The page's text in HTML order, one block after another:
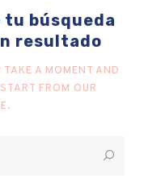
tu búsqueda
resultado
A MOMENT AND
FROM OUR
.